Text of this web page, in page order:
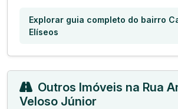
Explorar guia completo do bairro
Elíseos
Outros Imóveis na Rua
Veloso Júnior